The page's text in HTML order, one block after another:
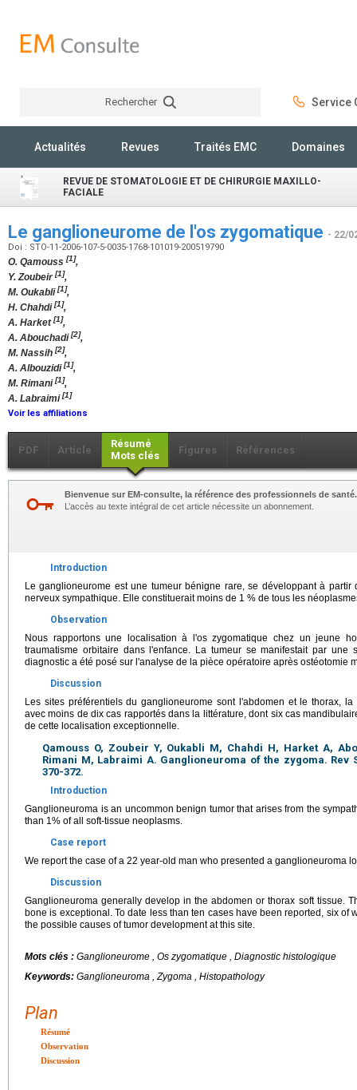
Rechercher Service
Actualités Revues Traités EMC Domaines
REVUE DE STOMATOLOGIE ET DE CHIRURGIE MAXILLO-
FACIALE
Le ganglioneurome de l'os zygomatique - 22/
Doi : STO-11-2006-107-5-0035-1768-101019-200519790
O. Qamouss [1],
Y. Zoubeir[1],
M. Oukabli[1],
H. Chahdi[1],
A. Harket[1],
A. Abouchadi[2],
M. Nassih [2],
A. Albouzidi[1],
M. Rimani[1],
A. Labraimi[1]
Voir les affiliations
PDF Article
Résumé
Mots clés
Figures Références
Bienvenue sur EM-consulte, la référence des professionnels de santé.
L’accès au texte intégral de cet article nécessite un abonnement.
Introduction
Le ganglioneurome est une tumeur bénigne rare, se développant à
nerveux sympathique. Elle constituerait moins de 1 % de tous les
Observation
Nous rapportons une localisation à l'os zygomatique chez un jeune
traumatisme orbitaire dans l'enfance. La tumeur se manifestait par une
diagnostic a été posé sur l'analyse de la pièce opératoire après ostéotomie
Discussion
Les sites préférentiels du ganglioneurome sont l'abdomen et le thorax,
avec moins de dix cas rapportés dans la littérature, dont six cas
de cette localisation exceptionnelle.
Qamouss O, Zoubeir Y, Oukabli M, Chahdi H, Harket A,
Rimani M, Labraimi A. Ganglioneuroma of the zygoma. Rev
370-372.
Introduction
Ganglioneuroma is an uncommon benign tumor that arises from the
than 1% of all soft-tissue neoplasms.
Case report
We report the case of a 22 year-old man who presented a ganglioneuroma
Discussion
Ganglioneuroma generally develop in the abdomen or thorax soft tissue.
bone is exceptional. To date less than ten cases have been reported, six of
the possible causes of tumor development at this site.
Mots clés : Ganglioneurome , Os zygomatique , Diagnostic histologique
Keywords: Ganglioneuroma , Zygoma , Histopathology
Plan
Résumé
Observation
Discussion